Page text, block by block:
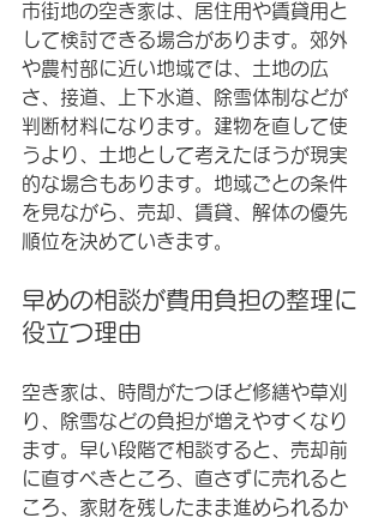
市街地の空き家は、居住用や賃貸用と
して検討できる場合があります。郊外
や農村部に近い地域では、土地の広
さ、接道、上下水道、除雪体制などが
判断材料になります。建物を直して使
うより、土地として考えたほうが現実
的な場合もあります。地域ごとの条件
を見ながら、売却、賃貸、解体の優先
順位を決めていきます。
早めの相談が費用負担の整理に
役立つ理由
空き家は、時間がたつほど修繕や草刈
り、除雪などの負担が増えやすくなり
ます。早い段階で相談すると、売却前
に直すべきところ、直さずに売れると
ころ、家財を残したまま進められるか